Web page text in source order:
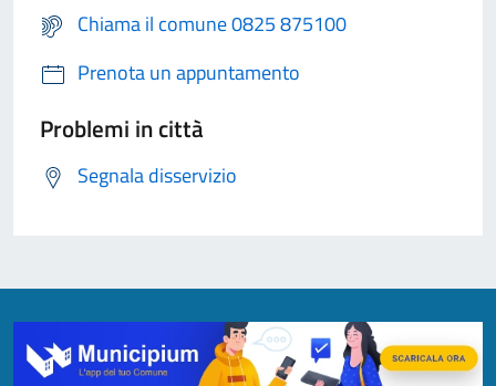
Chiama il comune 0825 875100
Prenota un appuntamento
Problemi in città
Segnala disservizio